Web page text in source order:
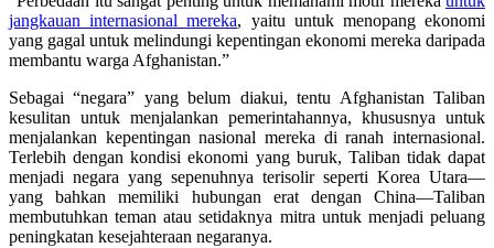
jangkauan internasional mereka, yaitu untuk menopang ekonomi
yang gagal untuk melindungi kepentingan ekonomi mereka daripada
membantu warga Afghanistan.”
Sebagai “negara” yang belum diakui, tentu Afghanistan Taliban
kesulitan untuk menjalankan pemerintahannya, khususnya untuk
menjalankan kepentingan nasional mereka di ranah internasional.
Terlebih dengan kondisi ekonomi yang buruk, Taliban tidak dapat
menjadi negara yang sepenuhnya terisolir seperti Korea Utara—
yang bahkan memiliki hubungan erat dengan China—Taliban
membutuhkan teman atau setidaknya mitra untuk menjadi peluang
peningkatan kesejahteraan negaranya.